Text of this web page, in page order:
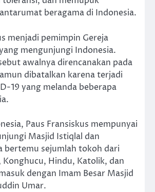
beragama di Indonesia.
menjadi pemimpin Gereja
mengunjungi Indonesia.
awalnya direncanakan pada
dibatalkan karena terjadi
19 yang melanda beberapa
Paus Fransiskus mempunyai
Masjid Istiqlal dan
bertemu sejumlah tokoh dari
Konghucu, Hindu, Katolik, dan
dengan Imam Besar Masjid
Umar.